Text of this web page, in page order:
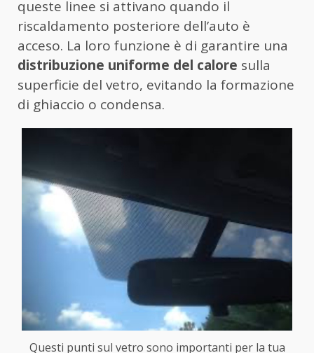
queste linee si attivano quando il
riscaldamento posteriore dell’auto è
acceso. La loro funzione è di garantire una
distribuzione uniforme del calore sulla
superficie del vetro, evitando la formazione
di ghiaccio o condensa.
Questi punti sul vetro sono importanti per la tua